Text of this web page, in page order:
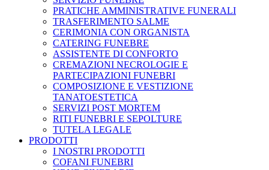
PRATICHE AMMINISTRATIVE FUNERALI
TRASFERIMENTO SALME
CERIMONIA CON ORGANISTA
CATERING FUNEBRE
ASSISTENTE DI CONFORTO
CREMAZIONI NECROLOGIE E
PARTECIPAZIONI FUNEBRI
COMPOSIZIONE E VESTIZIONE
TANATOESTETICA
SERVIZI POST MORTEM
RITI FUNEBRI E SEPOLTURE
TUTELA LEGALE
PRODOTTI
I NOSTRI PRODOTTI
COFANI FUNEBRI